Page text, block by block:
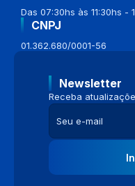
Das 07:30hs às 11:30hs -
CNPJ
01.362.680/0001-56
Newsletter
Receba